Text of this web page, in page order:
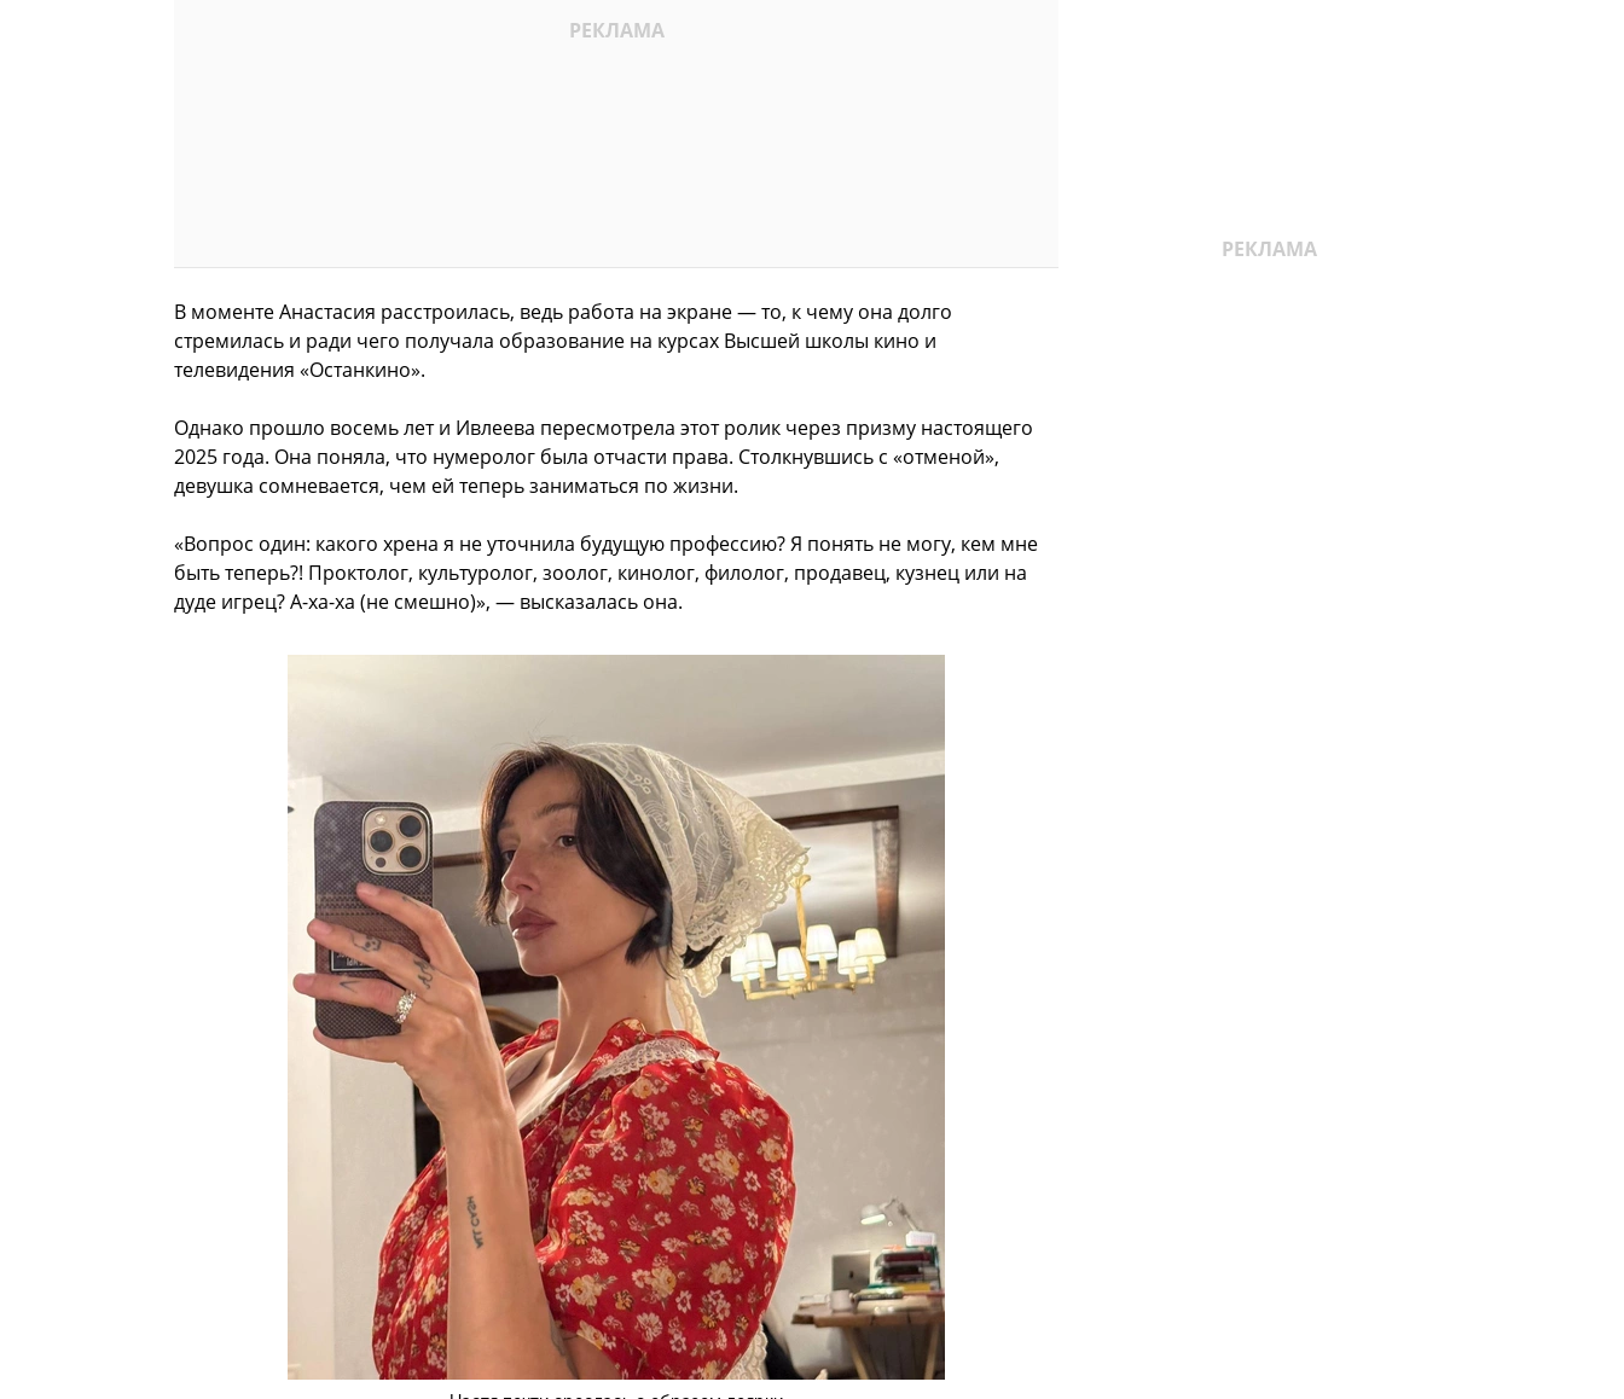
В моменте Анастасия расстроилась, ведь работа на экране — то, к чему она долго
стремилась и ради чего получала образование на курсах Высшей школы кино и
телевидения «Останкино».
Однако прошло восемь лет и Ивлеева пересмотрела этот ролик через призму настоящего
2025 года. Она поняла, что нумеролог была отчасти права. Столкнувшись с «отменой»,
девушка сомневается, чем ей теперь заниматься по жизни.
«Вопрос один: какого хрена я не уточнила будущую профессию? Я понять не могу, кем мне
быть теперь?! Проктолог, культуролог, зоолог, кинолог, филолог, продавец, кузнец или на
дуде игрец? А-ха-ха (не смешно)», — высказалась она.